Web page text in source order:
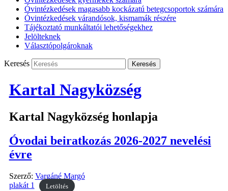
Óvintézkedések magasabb kockázatú betegcsoportok számára
Óvintézkedések várandósok, kismamák részére
Tájékoztató munkáltatói lehetőségekhez
Jelölteknek
Választópolgároknak
Keresés
Kartal Nagyközség
Kartal Nagyközség honlapja
Óvodai beiratkozás 2026-2027 nevelési
évre
Szerző: Vargáné Margó
plakát 1
Letöltés